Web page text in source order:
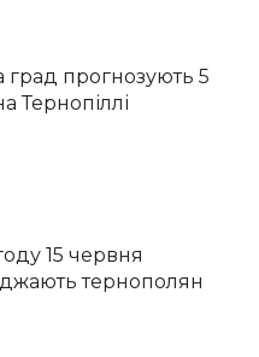
град прогнозують 5
Тернопіллі
15 червня
тернополян